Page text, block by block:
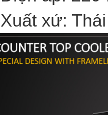
Xuất xứ: